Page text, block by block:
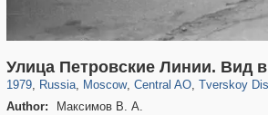
Улица Петровские Линии. Вид
1979, Russia
1,406,923 29,248
, Moscow
319,861 8,286
, Central AO
160,009 5,916
, Tverskoy
53,052 2,283
Author:
Максимов В. А.